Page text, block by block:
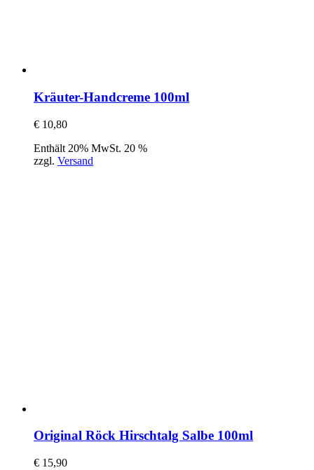
Kräuter-Handcreme 100ml
€ 10,80
Enthält 20% MwSt. 20 %
zzgl. Versand
Original Röck Hirschtalg Salbe 100ml
€ 15,90